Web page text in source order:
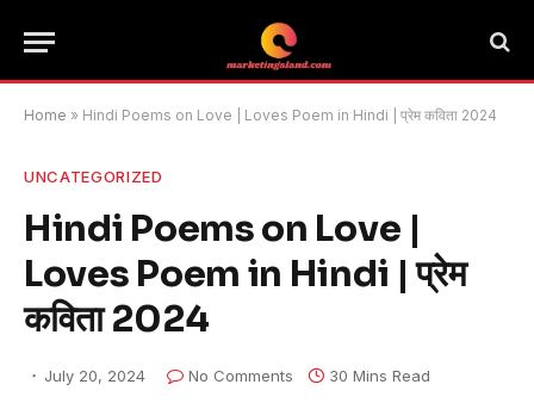
Home » Hindi Poems on Love | Loves Poem in Hindi | प्रेम कविता 2024
UNCATEGORIZED
Hindi Poems on Love |
Loves Poem in Hindi | प्रेम
कविता 2024
July 20, 2024 No Comments 30 Mins Read